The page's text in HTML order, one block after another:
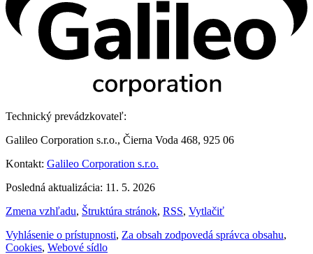
Technický prevádzkovateľ:
Galileo Corporation s.r.o., Čierna Voda 468, 925 06
Kontakt: Galileo Corporation s.r.o.
Posledná aktualizácia: 11. 5. 2026
Zmena vzhľadu, Štruktúra stránok, RSS, Vytlačiť
Vyhlásenie o prístupnosti, Za obsah zodpovedá správca obsahu,
Cookies, Webové sídlo